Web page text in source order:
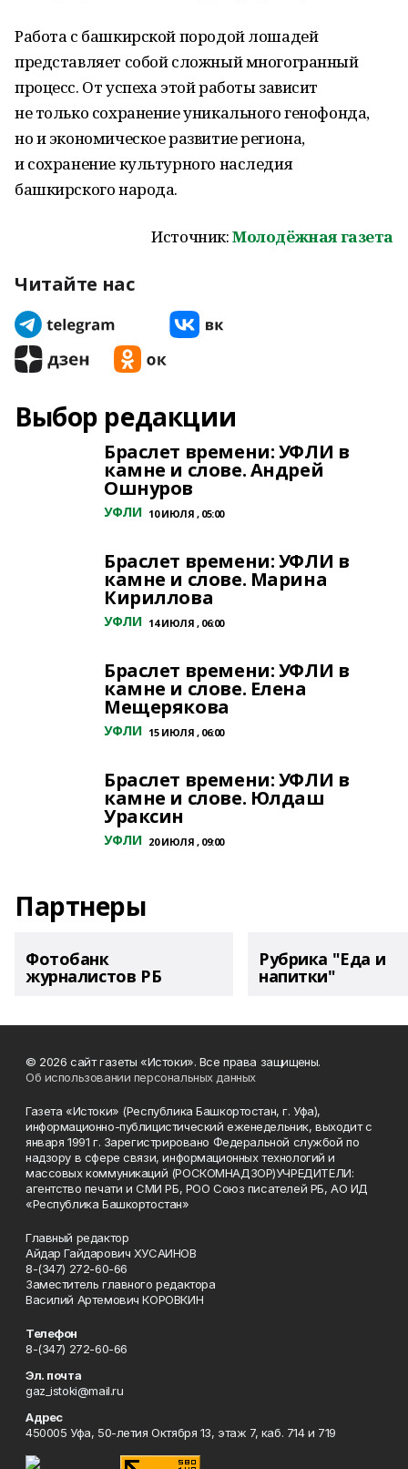
Работа с башкирской породой лошадей
представляет собой сложный многогранный
процесс. От успеха этой работы зависит
не только сохранение уникального генофонда,
но и экономическое развитие региона,
и сохранение культурного наследия
башкирского народа.
Источник:Молодёжная газета
Читайте нас
Выбор редакции
Браслет времени: УФЛИ в
камне и слове. Андрей
Ошнуров
УФЛИ 10 ИЮЛЯ , 05:00
Браслет времени: УФЛИ в
камне и слове. Марина
Кириллова
УФЛИ 14 ИЮЛЯ , 06:00
Браслет времени: УФЛИ в
камне и слове. Елена
Мещерякова
УФЛИ 15 ИЮЛЯ , 06:00
Браслет времени: УФЛИ в
камне и слове. Юлдаш
Ураксин
УФЛИ 20 ИЮЛЯ , 09:00
Партнеры
Фотобанк
журналистов РБ
Рубрика "Еда и
напитки"
© 2026 сайт газеты «Истоки». Все права защищены.
Об использовании персональных данных
Газета «Истоки» (Республика Башкортостан, г. Уфа),
информационно-публицистический еженедельник, выходит с
января 1991 г. Зарегистрировано Федеральной службой по
надзору в сфере связи, информационных технологий и
массовых коммуникаций (РОСКОМНАДЗОР)УЧРЕДИТЕЛИ:
агентство печати и СМИ РБ, РОО Союз писателей РБ, АО ИД
«Республика Башкортостан»
Главный редактор
Айдар Гайдарович ХУСАИНОВ
8-(347) 272-60-66
Заместитель главного редактора
Василий Артемович КОРОВКИН
Телефон
8-(347) 272-60-66
Эл. почта
gaz_istoki@mail.ru
Адрес
450005 Уфа, 50-летия Октября 13, этаж 7, каб. 714 и 719